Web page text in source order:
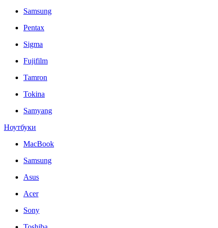
Samsung
Pentax
Sigma
Fujifilm
Tamron
Tokina
Samyang
Ноутбуки
MacBook
Samsung
Asus
Acer
Sony